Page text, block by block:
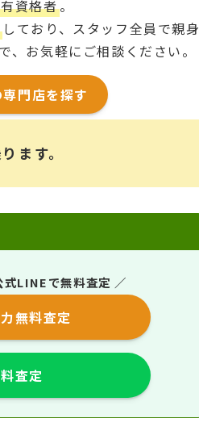
資格者。
しており、スタッフ全員で親身
、お気軽にご相談ください。
門店を探す
ます。
LINEで無料査定 ／
無料査定
査定